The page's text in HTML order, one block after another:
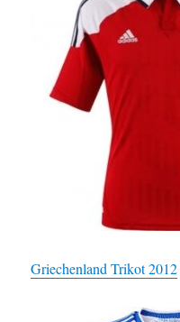
Griechenland Trikot 2012